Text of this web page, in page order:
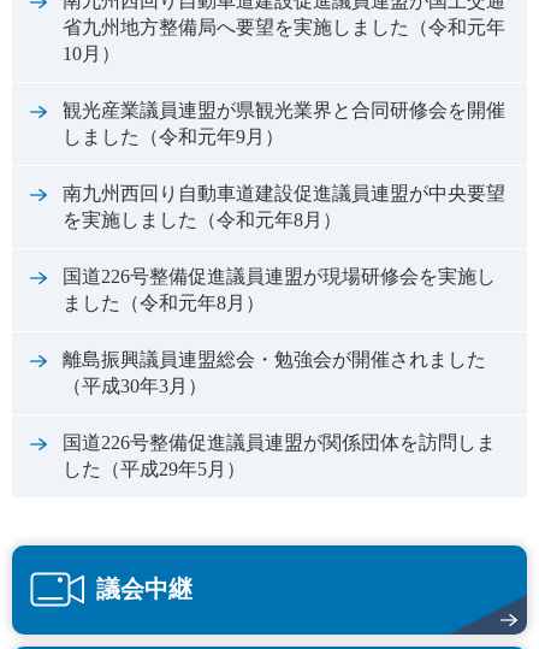
省九州地方整備局へ要望を実施しました（令和元年
10月）
観光産業議員連盟が県観光業界と合同研修会を開催
しました（令和元年9月）
南九州西回り自動車道建設促進議員連盟が中央要望
を実施しました（令和元年8月）
国道226号整備促進議員連盟が現場研修会を実施し
ました（令和元年8月）
離島振興議員連盟総会・勉強会が開催されました
（平成30年3月）
国道226号整備促進議員連盟が関係団体を訪問しま
した（平成29年5月）
議会中継